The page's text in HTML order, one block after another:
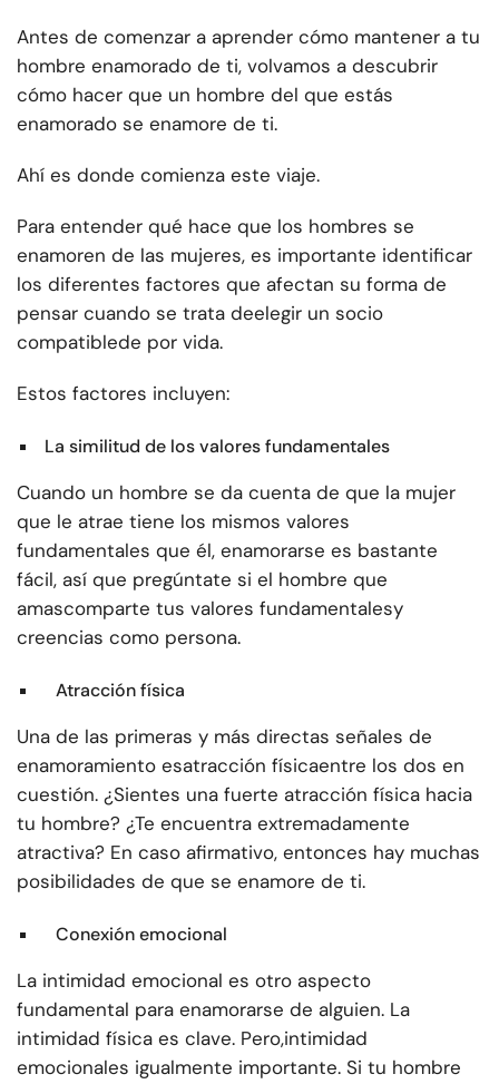
Antes de comenzar a aprender cómo mantener a tu
hombre enamorado de ti, volvamos a descubrir
cómo hacer que un hombre del que estás
enamorado se enamore de ti.
Ahí es donde comienza este viaje.
Para entender qué hace que los hombres se
enamoren de las mujeres, es importante identificar
los diferentes factores que afectan su forma de
pensar cuando se trata deelegir un socio
compatiblede por vida.
Estos factores incluyen:
La similitud de los valores fundamentales
Cuando un hombre se da cuenta de que la mujer
que le atrae tiene los mismos valores
fundamentales que él, enamorarse es bastante
fácil, así que pregúntate si el hombre que
amascomparte tus valores fundamentalesy
creencias como persona.
Atracción física
Una de las primeras y más directas señales de
enamoramiento esatracción físicaentre los dos en
cuestión. ¿Sientes una fuerte atracción física hacia
tu hombre? ¿Te encuentra extremadamente
atractiva? En caso afirmativo, entonces hay muchas
posibilidades de que se enamore de ti.
Conexión emocional
La intimidad emocional es otro aspecto
fundamental para enamorarse de alguien. La
intimidad física es clave. Pero,intimidad
emocionales igualmente importante. Si tu hombre